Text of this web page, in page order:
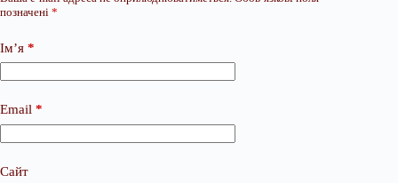
позначені *
Ім’я *
Email *
Сайт